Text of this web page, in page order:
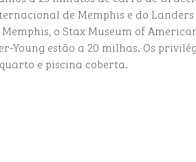
de Memphis e do Landers
o Stax Museum of
Young estão a 20 milhas. Os
e piscina coberta.